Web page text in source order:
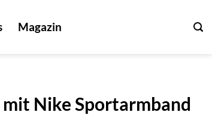
Magazin
Nike Sportarmband